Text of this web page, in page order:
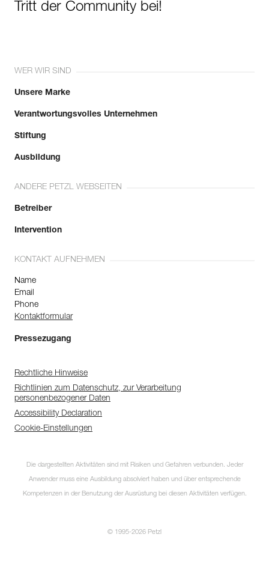
Tritt der Community bei!
WER WIR SIND
Unsere Marke
Verantwortungsvolles Unternehmen
Stiftung
Ausbildung
ANDERE PETZL WEBSEITEN
Betreiber
Intervention
KONTAKT AUFNEHMEN
Name
Email
Phone
Kontaktformular
Pressezugang
Rechtliche Hinweise
Richtlinien zum Datenschutz, zur Verarbeitung
personenbezogener Daten
Accessibility Declaration
Cookie-Einstellungen
Die dargestellten Aktivitäten sind mit Risiken und Gefahren verbunden. Jeder
Anwender muss eine Ausbildung absolviert haben und über entsprechende
Kompetenzen in der Benutzung der Ausrüstung bei diesen Aktivitäten verfügen.
© 1995-2026 Petzl